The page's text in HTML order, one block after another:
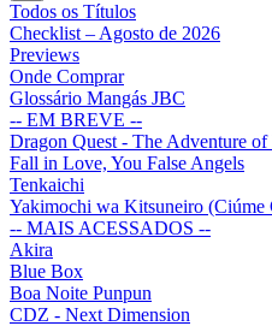
Todos os Títulos
Checklist – Agosto de 2026
Previews
Onde Comprar
Glossário Mangás JBC
-- EM BREVE --
Dragon Quest - The Adventure of
Fall in Love, You False Angels
Tenkaichi
Yakimochi wa Kitsuneiro (Ciúme
-- MAIS ACESSADOS --
Akira
Blue Box
Boa Noite Punpun
CDZ - Next Dimension